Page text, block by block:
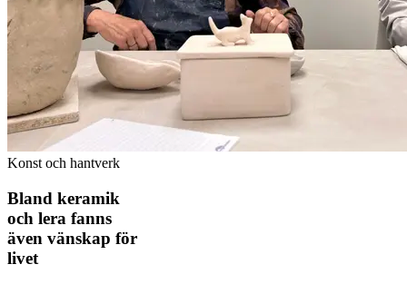
Konst och hantverk
Bland keramik
och lera fanns
även vänskap för
livet